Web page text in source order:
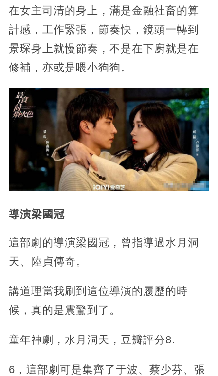
在女主司清的身上，滿是金融社畜的算
計感，工作緊張，節奏快，鏡頭一轉到
景琛身上就慢節奏，不是在下廚就是在
修補，亦或是喂小狗狗。
導演梁國冠
這部劇的導演梁國冠，曾指導過水月洞
天、陸貞傳奇。
講道理當我刷到這位導演的履歷的時
候，真的是震驚到了。
童年神劇，水月洞天，豆瓣評分8.
6，這部劇可是集齊了于波、蔡少芬、張